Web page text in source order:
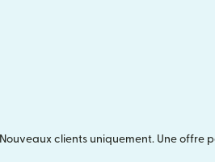
Nouveaux clients uniquement. Une offre